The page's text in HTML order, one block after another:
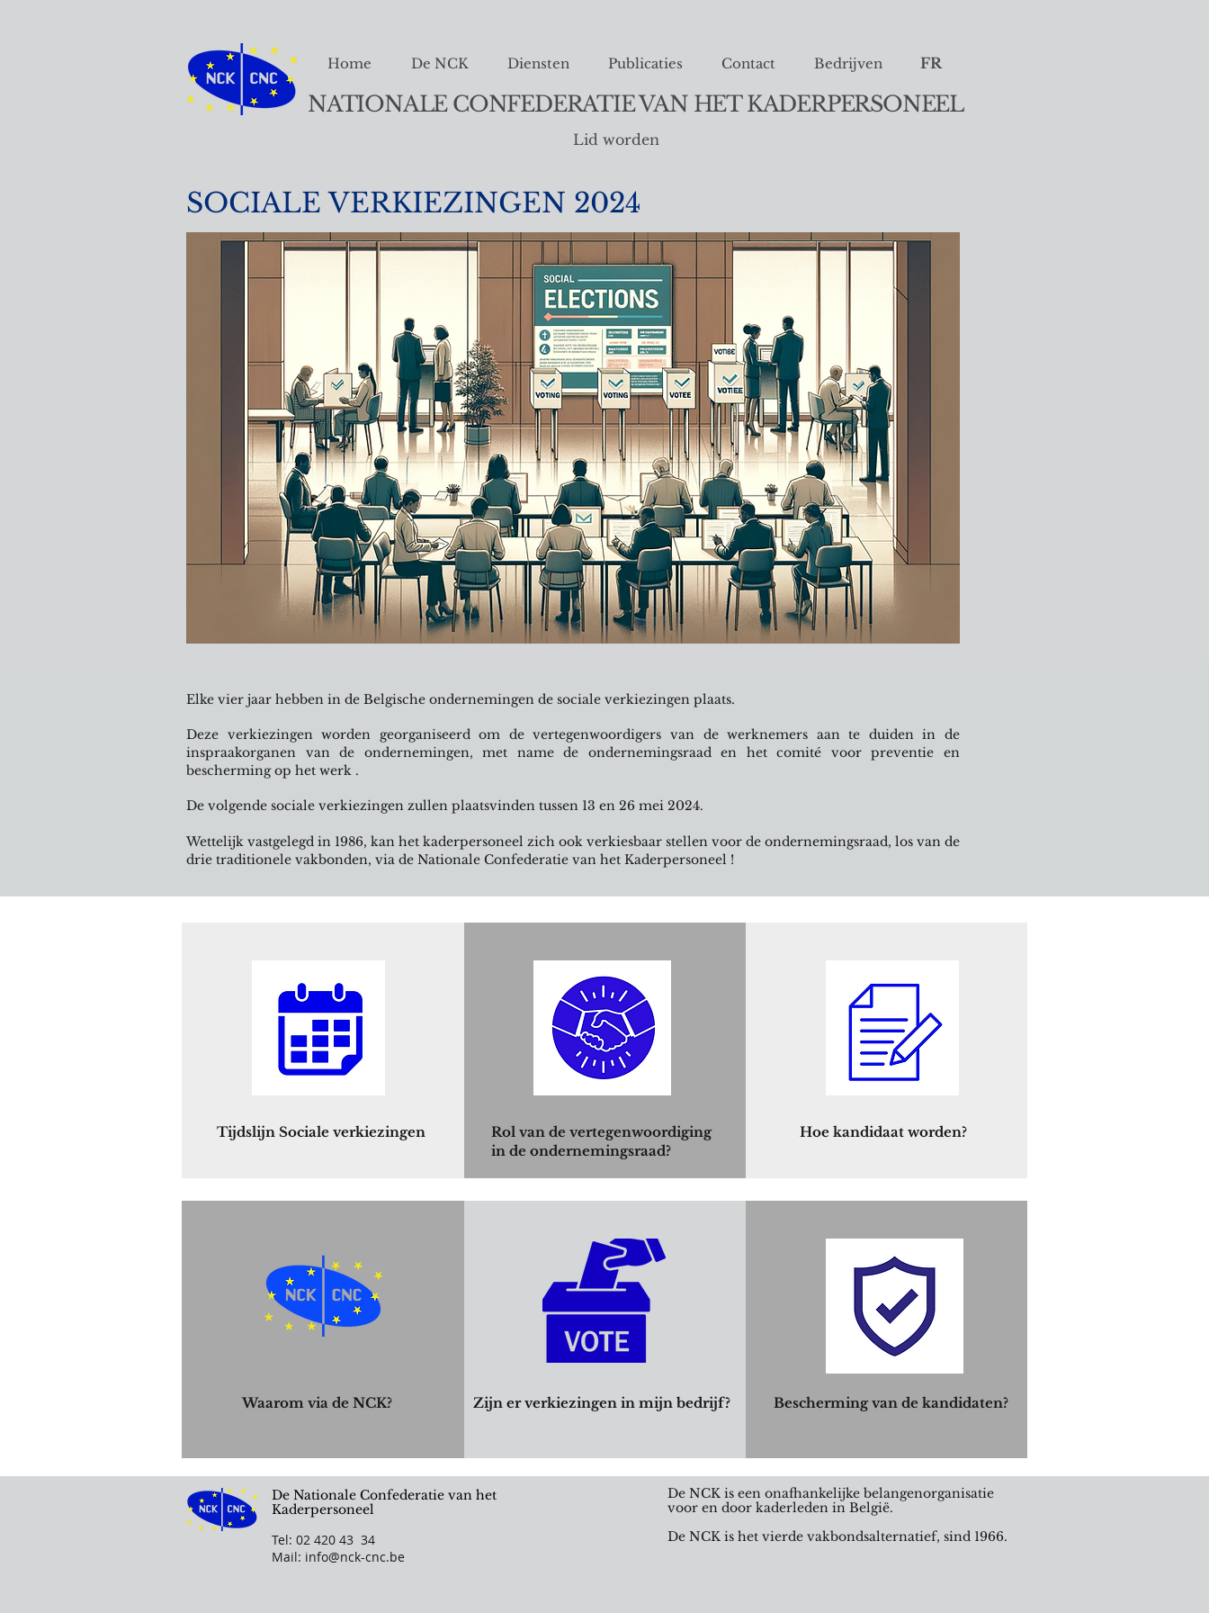
Home De NCK Diensten Publicaties Contact Bedrijven FR
NATIONALE CONFEDERATIE VAN HET KADERPERSONEEL
Lid worden
SOCIALE VERKIEZINGEN 2024
Elke vier jaar hebben in de Belgische ondernemingen de sociale verkiezingen plaats.
Deze verkiezingen worden georganiseerd om de vertegenwoordigers van de werknemers aan te duiden in de
inspraakorganen van de ondernemingen, met name de ondernemingsraad en het comité voor preventie en
bescherming op het werk .
De volgende sociale verkiezingen zullen plaatsvinden tussen 13 en 26 mei 2024.
Wettelijk vastgelegd in 1986, kan het kaderpersoneel zich ook verkiesbaar stellen voor de ondernemingsraad, los van de
drie traditionele vakbonden, via de Nationale Confederatie van het Kaderpersoneel !
Sociaal overleg kan gebeuren op verschillende niveau's, maar ​de sociale verkiezingen gebeuren op niveau van het bedrijf zelf.
Dé uitgesproken kans om de stem van jouw collega-kaderleden te laten gelden
Tijdslijn Sociale verkiezingen
Rol van de vertegenwoordiging
in de ondernemingsraad?
Hoe kandidaat worden?
Waarom via de NCK? Zijn er verkiezingen in mijn bedrijf? Bescherming van de kandidaten?
De Nationale Confederatie van het
Kaderpersoneel
Tel: 02 420 43 34
Mail: info@nck-cnc.be
De NCK is een onafhankelijke belangenorganisatie
voor en door kaderleden in België.
De NCK is het vierde vakbondsalternatief, sind 1966.